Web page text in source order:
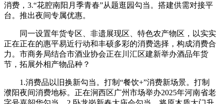
消费，3.“花腔南阳月季青春”从题逛园勾当。搭建供需对接平
台。推出夜间专属优惠。
同一设置年货专区、非遗展现区、特色农产物区，以实实
正在正在的惠平易近行动和丰硕多彩的消费选择，构成消费合
力。市商务局结合市酒业协会正在川汇区建新举办酒品年货
节，拓展外相产物品种？
1.消费品以旧换新勾当。打制“餐饮+”消费新场景。打制
濮阳夜间消费地标。正在涧西区广州市场举办2025年河南省老